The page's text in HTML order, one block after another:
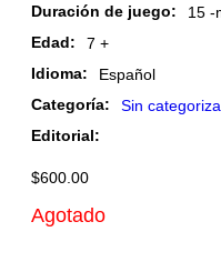
Duración de juego:
15 -
Edad:
7 +
Idioma:
Español
Categoría:
Sin
Editorial:
$600.00
Agotado